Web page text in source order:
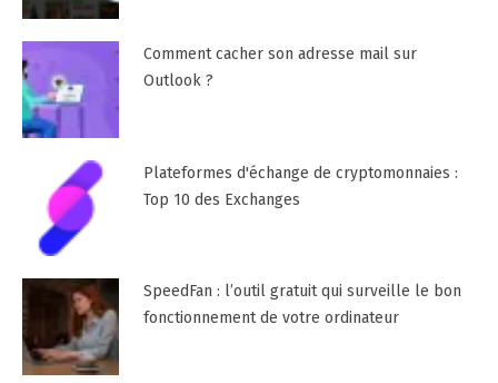
Comment cacher son adresse mail sur
Outlook ?
Plateformes d'échange de cryptomonnaies :
Top 10 des Exchanges
SpeedFan : l’outil gratuit qui surveille le bon
fonctionnement de votre ordinateur